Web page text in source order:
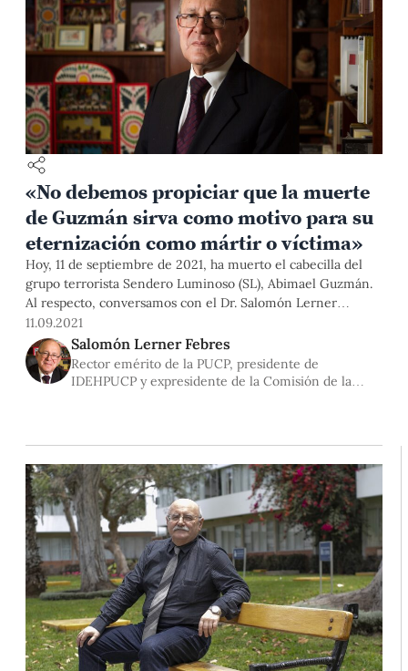
«No debemos propiciar que la muerte
de Guzmán sirva como motivo para su
eternización como mártir o víctima»
Hoy, 11 de septiembre de 2021, ha muerto el cabecilla del
grupo terrorista Sendero Luminoso (SL), Abimael Guzmán.
Al respecto, conversamos con el Dr. Salomón Lerner
Febres, quien como expresidente de la Comisión de la
Verdad y Reconciliación, lideró el trabajo de investigación,
recojo de testimonios de más de 15 mil personas y la
realización de 21 audiencias con víctimas de la violencia
11.09.2021
Salomón Lerner Febres
Rector emérito de la PUCP, presidente de
IDEHPUCP y expresidente de la Comisión de la